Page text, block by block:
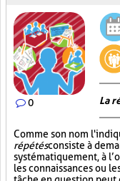
0 La
Comme son nom
répétésconsiste à
systématiquement, à
les connaissances ou